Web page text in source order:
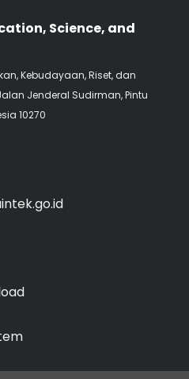
Science, and
Kebudayaan, Riset, dan
Jenderal Sudirman, Pintu
10270